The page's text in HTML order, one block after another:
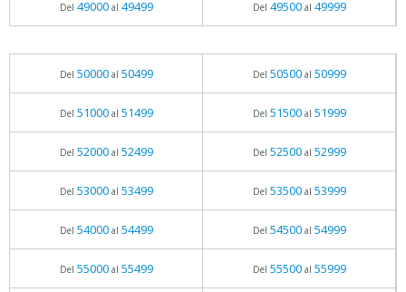
Del 49000al 49499 Del 49500al 49999
Del 50000al 50499 Del 50500al 50999
Del 51000al 51499 Del 51500al 51999
Del 52000al 52499 Del 52500al 52999
Del 53000al 53499 Del 53500al 53999
Del 54000al 54499 Del 54500al 54999
Del 55000al 55499 Del 55500al 55999